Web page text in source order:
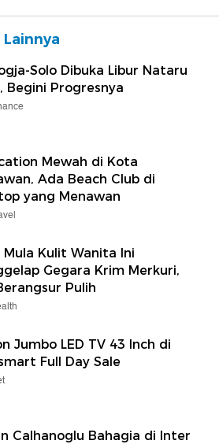
Solo Dibuka Libur Nataru
Begini Progresnya
Mewah di Kota
Ada Beach Club di
yang Menawan
Mula Kulit Wanita Ini
Gegara Krim Merkuri,
Pulih
Jumbo LED TV 43 Inch di
Full Day Sale
Calhanoglu Bahagia di Inter